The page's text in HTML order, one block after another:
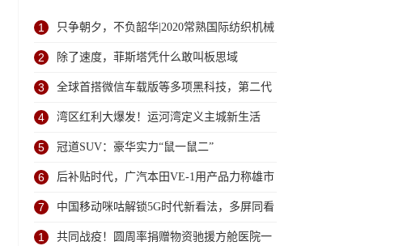
1 只争朝夕，不负韶华|2020常熟国际纺织机械
展诚邀您参与!
2 除了速度，菲斯塔凭什么敢叫板思域
3 全球首搭微信车载版等多项黑科技，第二代
传祺GS4备受热捧！
4 湾区红利大爆发！运河湾定义主城新生活
5 冠道SUV：豪华实力“鼠一鼠二”
6 后补贴时代，广汽本田VE-1用产品力称雄市
场
7 中国移动咪咕解锁5G时代新看法，多屏同看
开启“最强跨年夜”
1 共同战疫！圆周率捐赠物资驰援方舱医院一